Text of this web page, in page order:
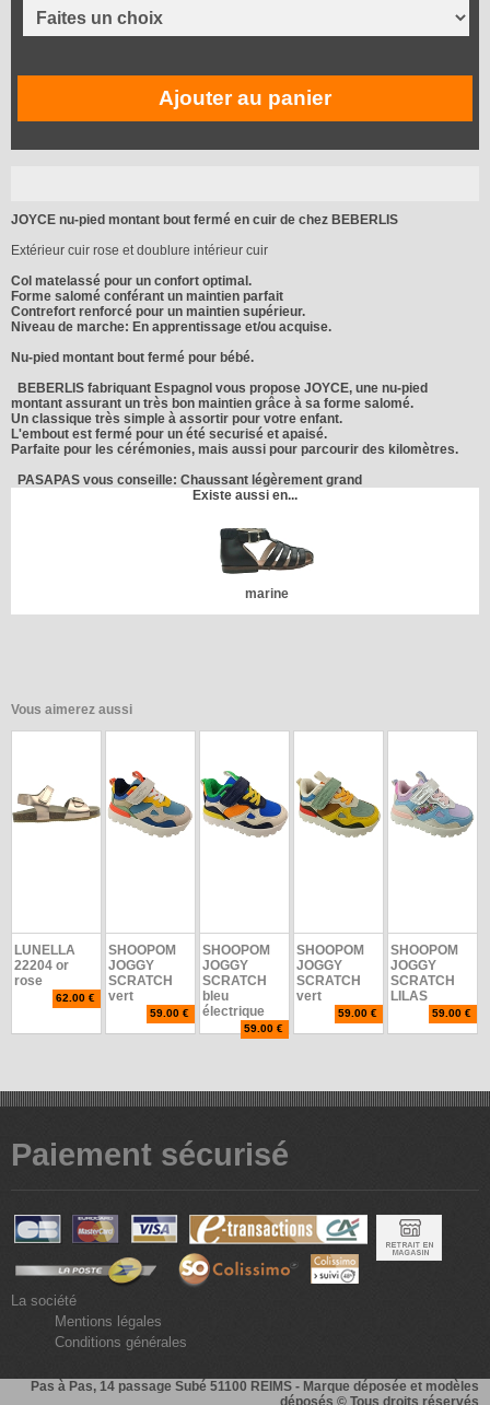
Ajouter au panier
JOYCE nu-pied montant bout fermé en cuir de chez BEBERLIS
Extérieur cuir rose et doublure intérieur cuir
Col matelassé pour un confort optimal.
Forme salomé conférant un maintien parfait
Contrefort renforcé pour un maintien supérieur.
Niveau de marche: En apprentissage et/ou acquise.
Nu-pied montant bout fermé pour bébé.
BEBERLIS fabriquant Espagnol vous propose JOYCE, une nu-pied
montant assurant un très bon maintien grâce à sa forme salomé.
Un classique très simple à assortir pour votre enfant.
L'embout est fermé pour un été securisé et apaisé.
Parfaite pour les cérémonies, mais aussi pour parcourir des kilomètres.
PASAPAS vous conseille: Chaussant légèrement grand
Existe aussi en...
marine
Vous aimerez aussi
LUNELLA
22204 or
rose
62.00 €
SHOOPOM
JOGGY
SCRATCH
vert
59.00 €
SHOOPOM
JOGGY
SCRATCH
bleu
électrique
59.00 €
SHOOPOM
JOGGY
SCRATCH
vert
59.00 €
SHOOPOM
JOGGY
SCRATCH
LILAS
59.00 €
Paiement sécurisé
La société
Mentions légales
Conditions générales
Pas à Pas, 14 passage Subé 51100 REIMS - Marque déposée et modèles